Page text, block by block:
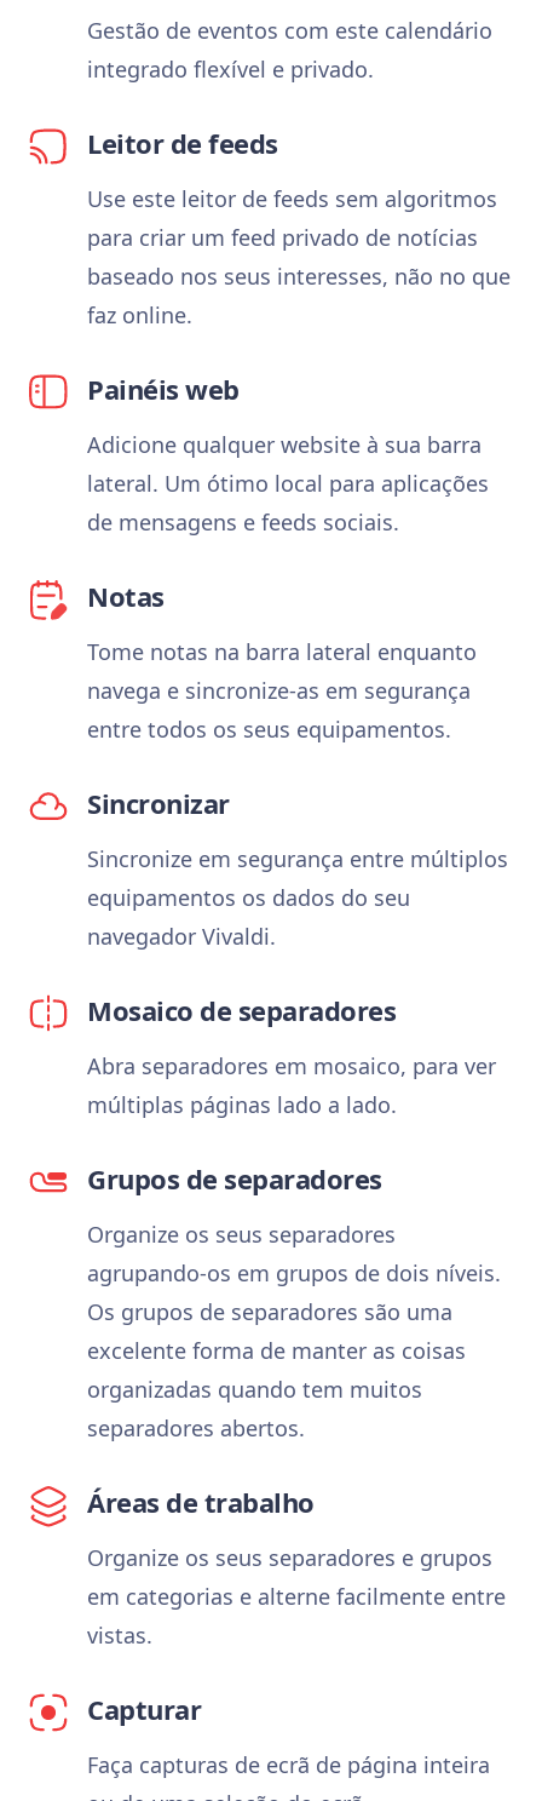
Gestão de eventos com este calendário
integrado flexível e privado.
Leitor de feeds
Use este leitor de feeds sem algoritmos
para criar um feed privado de notícias
baseado nos seus interesses, não no que
faz online.
Painéis web
Adicione qualquer website à sua barra
lateral. Um ótimo local para aplicações
de mensagens e feeds sociais.
Notas
Tome notas na barra lateral enquanto
navega e sincronize-as em segurança
entre todos os seus equipamentos.
Sincronizar
Sincronize em segurança entre múltiplos
equipamentos os dados do seu
navegador Vivaldi.
Mosaico de separadores
Abra separadores em mosaico, para ver
múltiplas páginas lado a lado.
Grupos de separadores
Organize os seus separadores
agrupando-os em grupos de dois níveis.
Os grupos de separadores são uma
excelente forma de manter as coisas
organizadas quando tem muitos
separadores abertos.
Áreas de trabalho
Organize os seus separadores e grupos
em categorias e alterne facilmente entre
vistas.
Capturar
Faça capturas de ecrã de página inteira